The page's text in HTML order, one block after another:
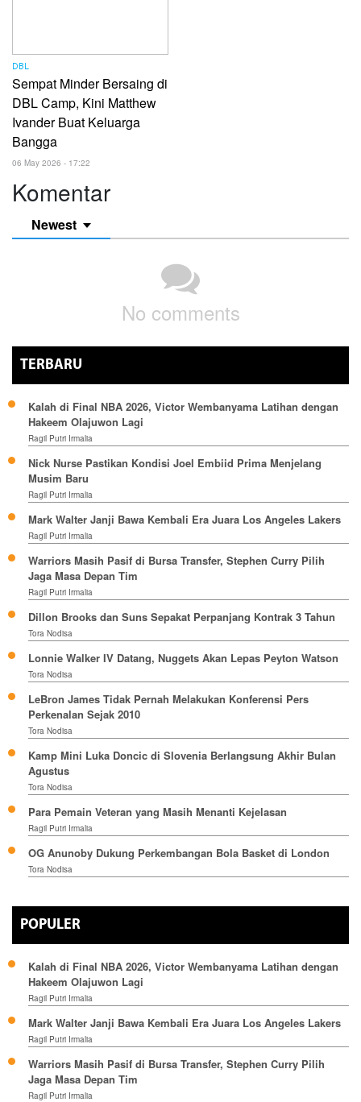
DBL
Sempat Minder Bersaing di
DBL Camp, Kini Matthew
Ivander Buat Keluarga
Bangga
06 May 2026 - 17:22
Komentar
Newest
No comments
TERBARU
Kalah di Final NBA 2026, Victor Wembanyama Latihan dengan
Hakeem Olajuwon Lagi
Ragil Putri Irmalia
Nick Nurse Pastikan Kondisi Joel Embiid Prima Menjelang
Musim Baru
Ragil Putri Irmalia
Mark Walter Janji Bawa Kembali Era Juara Los Angeles Lakers
Ragil Putri Irmalia
Warriors Masih Pasif di Bursa Transfer, Stephen Curry Pilih
Jaga Masa Depan Tim
Ragil Putri Irmalia
Dillon Brooks dan Suns Sepakat Perpanjang Kontrak 3 Tahun
Tora Nodisa
Lonnie Walker IV Datang, Nuggets Akan Lepas Peyton Watson
Tora Nodisa
LeBron James Tidak Pernah Melakukan Konferensi Pers
Perkenalan Sejak 2010
Tora Nodisa
Kamp Mini Luka Doncic di Slovenia Berlangsung Akhir Bulan
Agustus
Tora Nodisa
Para Pemain Veteran yang Masih Menanti Kejelasan
Ragil Putri Irmalia
OG Anunoby Dukung Perkembangan Bola Basket di London
Tora Nodisa
POPULER
Kalah di Final NBA 2026, Victor Wembanyama Latihan dengan
Hakeem Olajuwon Lagi
Ragil Putri Irmalia
Mark Walter Janji Bawa Kembali Era Juara Los Angeles Lakers
Ragil Putri Irmalia
Warriors Masih Pasif di Bursa Transfer, Stephen Curry Pilih
Jaga Masa Depan Tim
Ragil Putri Irmalia